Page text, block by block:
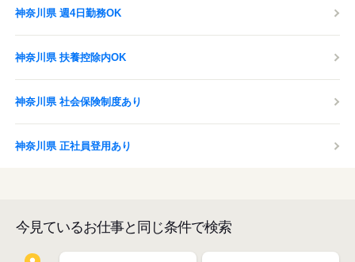
神奈川県 週4日勤務OK
神奈川県 扶養控除内OK
神奈川県 社会保険制度あり
神奈川県 正社員登用あり
今見ているお仕事と同じ条件で検索